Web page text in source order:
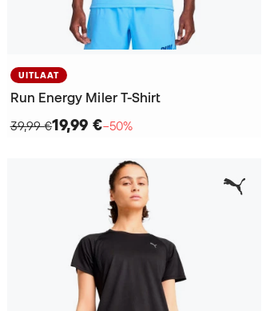
UITLAAT
Run Energy Miler T-Shirt
39,99 €19,99 €−50%